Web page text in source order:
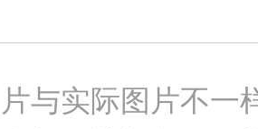
与实际图片不一